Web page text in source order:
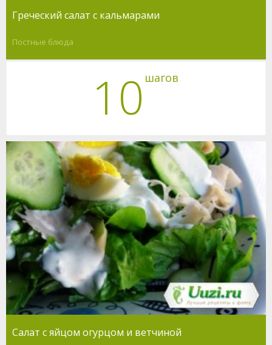
Греческий салат с кальмарами
Постные блюда
10 шагов
Салат с яйцом огурцом и ветчиной